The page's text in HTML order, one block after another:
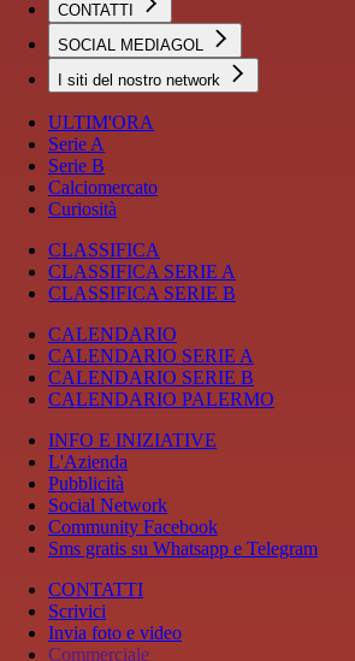
CONTATTI
SOCIAL MEDIAGOL
I siti del nostro network
ULTIM'ORA
Serie A
Serie B
Calciomercato
Curiosità
CLASSIFICA
CLASSIFICA SERIE A
CLASSIFICA SERIE B
CALENDARIO
CALENDARIO SERIE A
CALENDARIO SERIE B
CALENDARIO PALERMO
INFO E INIZIATIVE
L'Azienda
Pubblicità
Social Network
Community Facebook
Sms gratis su Whatsapp e Telegram
CONTATTI
Scrivici
Invia foto e video
Commerciale